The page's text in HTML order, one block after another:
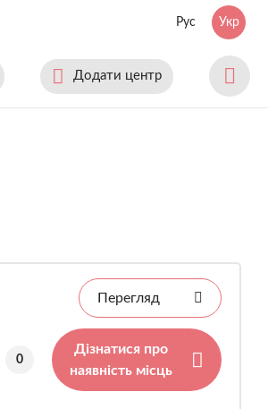
Рус Укр
Додати центр
0
Перегляд
Дізнатися про
наявність місць